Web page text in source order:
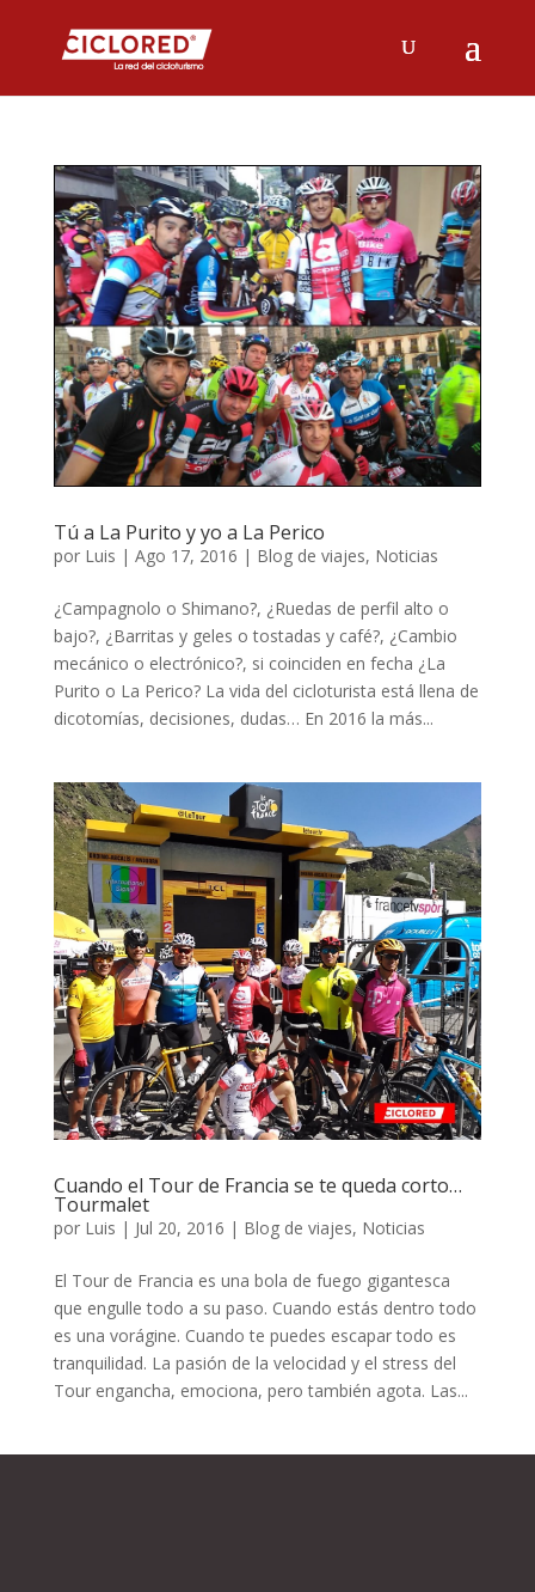
Tú a La Purito y yo a La Perico
por Luis | Ago 17, 2016 | Blog de viajes, Noticias
¿Campagnolo o Shimano?, ¿Ruedas de perfil alto o
bajo?, ¿Barritas y geles o tostadas y café?, ¿Cambio
mecánico o electrónico?, si coinciden en fecha ¿La
Purito o La Perico? La vida del cicloturista está llena de
dicotomías, decisiones, dudas… En 2016 la más...
Cuando el Tour de Francia se te queda corto…
Tourmalet
por Luis | Jul 20, 2016 | Blog de viajes, Noticias
El Tour de Francia es una bola de fuego gigantesca
que engulle todo a su paso. Cuando estás dentro todo
es una vorágine. Cuando te puedes escapar todo es
tranquilidad. La pasión de la velocidad y el stress del
Tour engancha, emociona, pero también agota. Las...